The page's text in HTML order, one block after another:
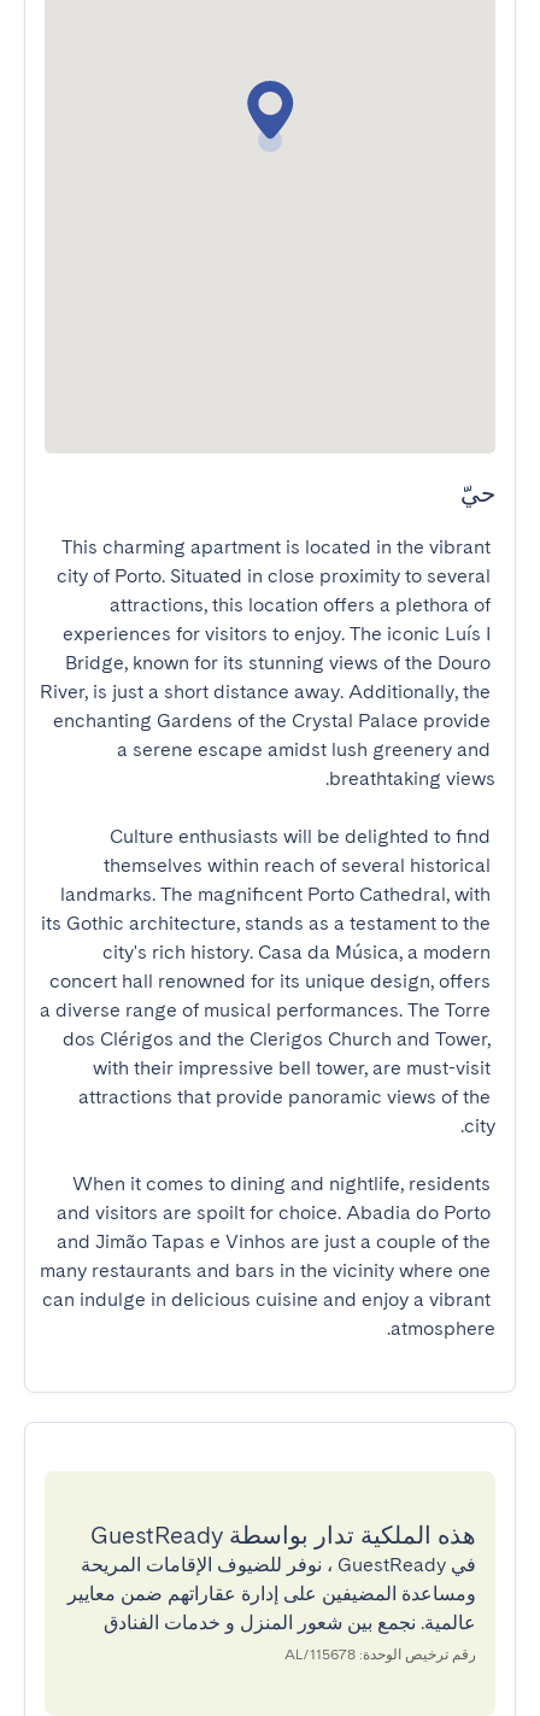
حيّ
This charming apartment is located in the vibrant
city of Porto. Situated in close proximity to several
attractions, this location offers a plethora of
experiences for visitors to enjoy. The iconic Luís I
Bridge, known for its stunning views of the Douro
River, is just a short distance away. Additionally, the
enchanting Gardens of the Crystal Palace provide
a serene escape amidst lush greenery and
Culture enthusiasts will be delighted to find
themselves within reach of several historical
landmarks. The magnificent Porto Cathedral, with
its Gothic architecture, stands as a testament to the
city's rich history. Casa da Música, a modern
concert hall renowned for its unique design, offers
a diverse range of musical performances. The Torre
dos Clérigos and the Clerigos Church and Tower,
with their impressive bell tower, are must-visit
attractions that provide panoramic views of the
When it comes to dining and nightlife, residents
and visitors are spoilt for choice. Abadia do Porto
and Jimão Tapas e Vinhos are just a couple of the
many restaurants and bars in the vicinity where one
can indulge in delicious cuisine and enjoy a vibrant
atmosphere.
هذه الملكية تدار بواسطة GuestReady
في GuestReady ، نوفر للضيوف الإقامات المريحة
ومساعدة المضيفين على إدارة عقاراتهم ضمن معايير
عالمية. نجمع بين شعور المنزل و خدمات الفنادق
رقم ترخيص الوحدة: 115678/AL